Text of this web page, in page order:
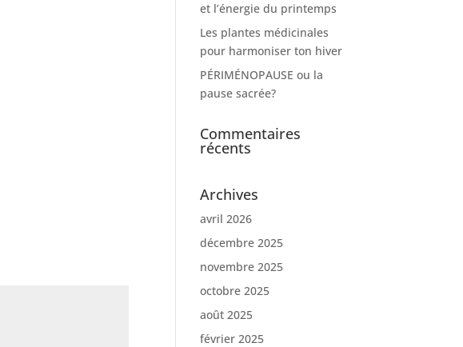
et l’énergie du printemps
Les plantes médicinales
pour harmoniser ton hiver
PÉRIMÉNOPAUSE ou la
pause sacrée?
Commentaires
récents
Archives
avril 2026
décembre 2025
novembre 2025
octobre 2025
août 2025
février 2025